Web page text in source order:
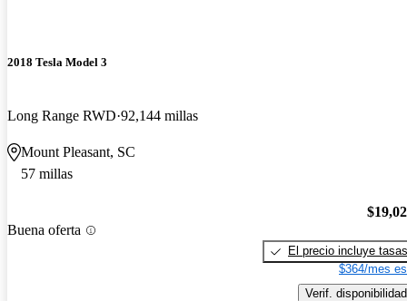
2018 Tesla Model 3
Long Range RWD 92,144 millas
Mount Pleasant, SC
57 millas
Buena oferta
El precio incluye tasas
$364/mes
Verif. disponibilidad